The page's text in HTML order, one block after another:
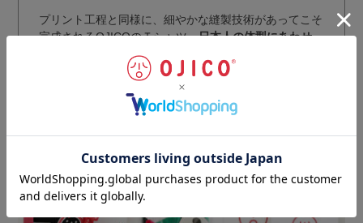
プリント工程と同様に、細やかな縫製技術があってこそ
完成されるOJICOのＴシャツ。日本人の体型にあわせ、
動きやすさとラインの美しさを備えたシルエット
最高レベルの技術により実現。
丁寧な仕上げにより、耐久性・安全性をさらにアップさ
ギフトラッピングのご注文はこちらから